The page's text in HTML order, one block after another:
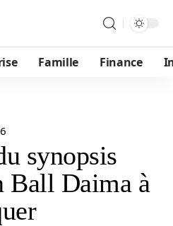
Famille Finance
synopsis
Ball Daima à